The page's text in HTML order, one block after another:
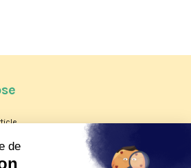
reportages d'été 2026 de KTO